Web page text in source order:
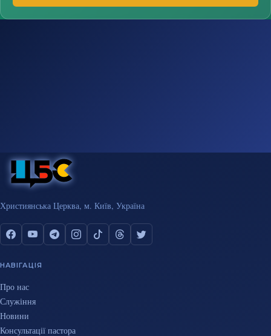
Християнська Церква, м. Київ, Україна
НАВІГАЦІЯ
Про нас
Служіння
Новини
Консультації пастора